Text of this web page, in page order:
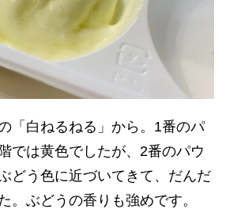
「白ねるねる」から。1番のパ
では黄色でしたが、2番のパウ
どう色に近づいてきて、だんだ
。ぶどうの香りも強めです。